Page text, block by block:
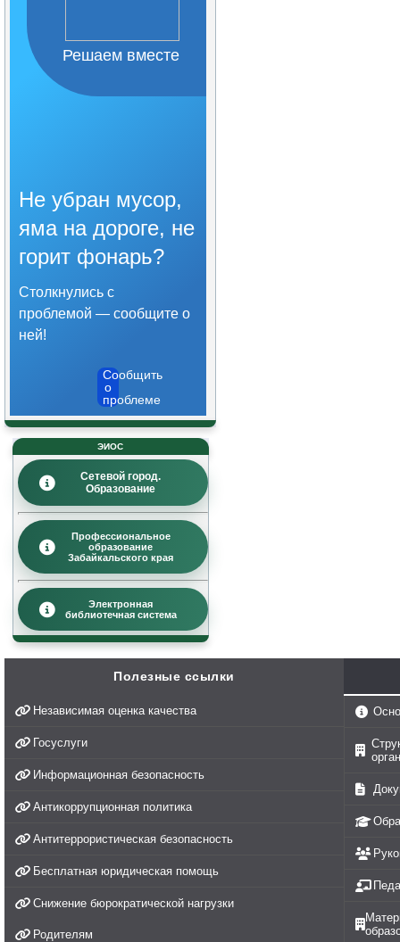
образовательной
организации
Образовательные
стандарты и требования
Решаем вместе
Не убран мусор,
яма на дороге, не
горит фонарь?
Столкнулись с
проблемой — сообщите о
ней!
Сообщить
о
проблеме
ЭИОС
Сетевой город.
Образование
Профессиональное
образование
Забайкальского края
Электронная
библиотечная система
Полезные ссылки
Независимая оценка качества
Госуслуги
Информационная безопасность
Антикоррупционная политика
Антитеррористическая безопасность
Бесплатная юридическая помощь
Снижение бюрократической нагрузки
Родителям